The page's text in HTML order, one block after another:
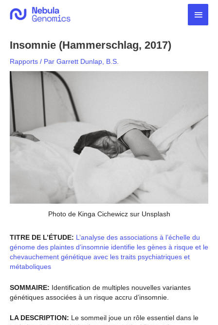
Insomnie (Hammerschlag, 2017)
Rapports / Par Garrett Dunlap, B.S.
Photo de Kinga Cichewicz sur Unsplash
TITRE DE L’ÉTUDE: L’analyse des associations à l’échelle du
génome des plaintes d’insomnie identifie les gènes à risque et le
chevauchement génétique avec les traits psychiatriques et
métaboliques
SOMMAIRE: Identification de multiples nouvelles variantes
génétiques associées à un risque accru d’insomnie.
LA DESCRIPTION: Le sommeil joue un rôle essentiel dans le